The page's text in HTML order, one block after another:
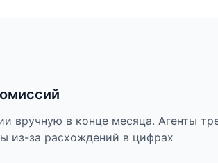
вручную в конце месяца. Агенты
из-за расхождений в цифрах